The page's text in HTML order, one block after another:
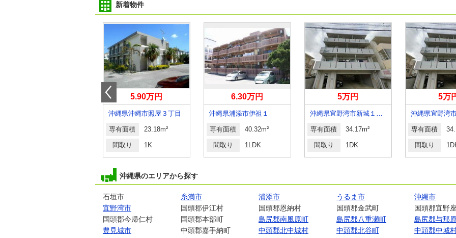
新着物件
5.90万円
沖縄県沖縄市照屋３丁目
専有面積 23.18m²
間取り 1K
6.30万円
沖縄県浦添市伊祖１
専有面積 40.32m²
間取り 1LDK
5万円
沖縄県宜野湾市新城１丁目
専有面積 34.17m²
間取り 1DK
5万
専有面積
間取り
沖縄県のエリアから探す
石垣市 糸満市 浦添市 うるま市
沖縄市
宜野湾市
国頭郡伊江村 国頭郡恩納村 国頭郡金武町
国頭郡宜野
国頭郡今帰仁村
国頭郡本部町 島尻郡南風原町 島尻郡八重瀬町
島尻郡与那
豊見城市
中頭郡嘉手納町 中頭郡北中城村 中頭郡北谷町
中頭郡中城